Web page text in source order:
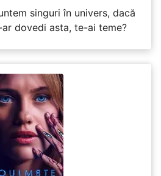
singuri în univers, dacă
dovedi asta, te-ai teme?